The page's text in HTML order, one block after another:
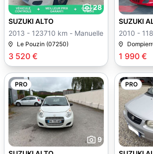
28
3 520 €
SUZUKI ALTO
2013 - 123710 km - Manuelle
Le Pouzin (07250)
1 990 €
2010 - 118000 km -
Manuelle
PRO
9
PRO